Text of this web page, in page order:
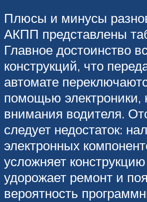
Плюсы и минусы
АКПП представлены
Главное достоинство
конструкций, что
автомате
помощью электроники,
внимания водителя.
следует недостаток:
электронных
усложняет
удорожает ремонт и
вероятность